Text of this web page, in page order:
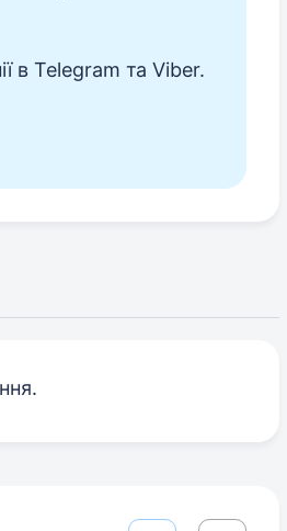
в Telegram та Viber.